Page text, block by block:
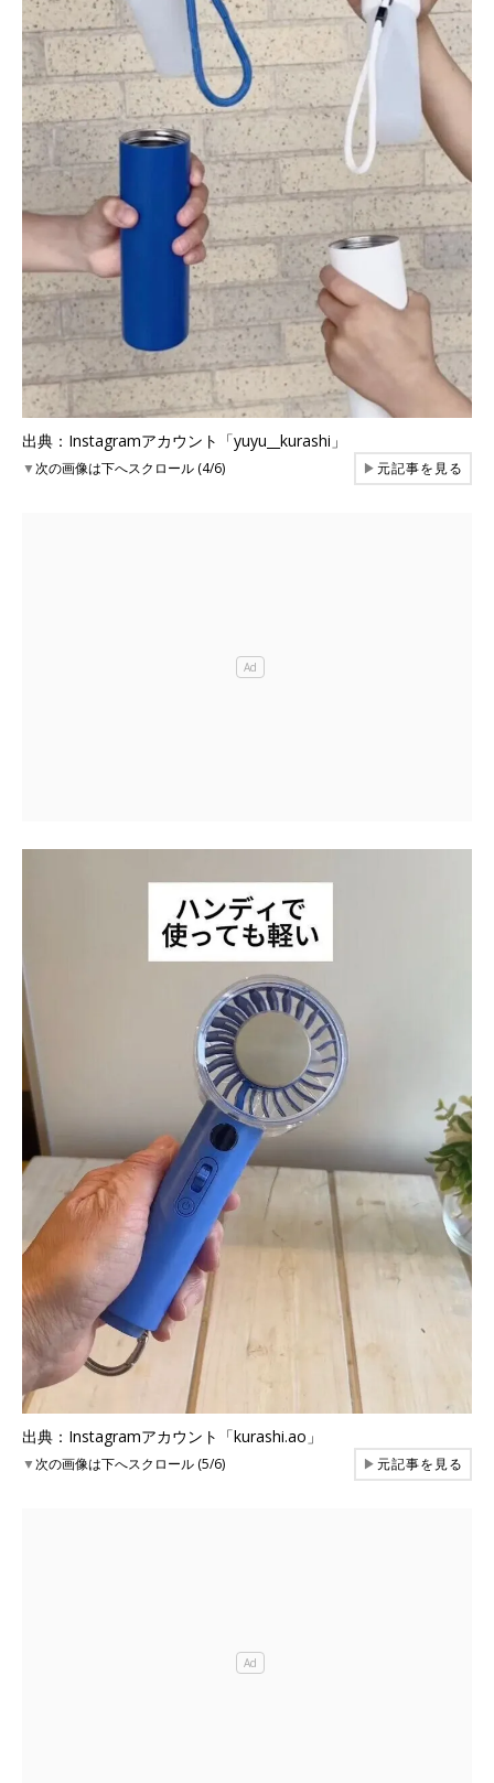
出典：Instagramアカウント「yuyu__kurashi」
▼次の画像は下へスクロール (4/6) ▶元記事を見る
出典：Instagramアカウント「kurashi.ao」
▼次の画像は下へスクロール (5/6) ▶元記事を見る